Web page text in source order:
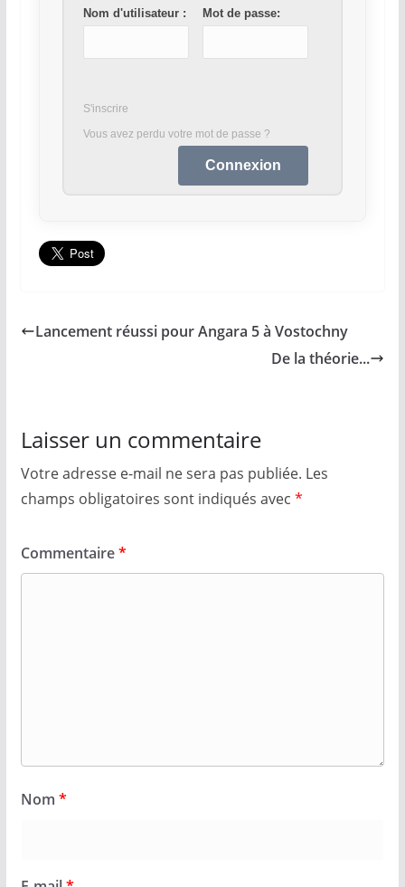
Nom d'utilisateur : Mot de passe:
S'inscrire
Vous avez perdu votre mot de passe ?
Lancement réussi pour Angara 5 à Vostochny
De la théorie...
Laisser un commentaire
Votre adresse e-mail ne sera pas publiée. Les
champs obligatoires sont indiqués avec *
Commentaire*
Nom *